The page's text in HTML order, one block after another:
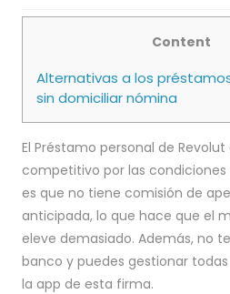
Content
Alternativas a los
sin domiciliar nómina
El Préstamo personal de
competitivo por las condiciones
es que no tiene comisión de
anticipada, lo que hace que el
eleve demasiado. Además, no
banco y puedes gestionar
la app de esta firma.